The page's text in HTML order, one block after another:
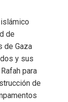
de
de Gaza
y sus
para
de